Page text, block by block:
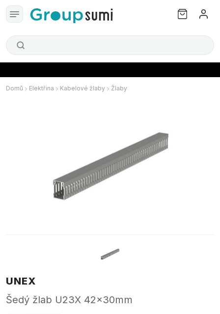
Domů Elektřina Kabelové žlaby Žlaby
UNEX
Šedý žlab U23X 42x30mm